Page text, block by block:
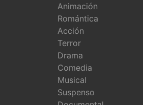
Animación
Romántica
Acción
Terror
Drama
Comedia
Musical
Suspenso